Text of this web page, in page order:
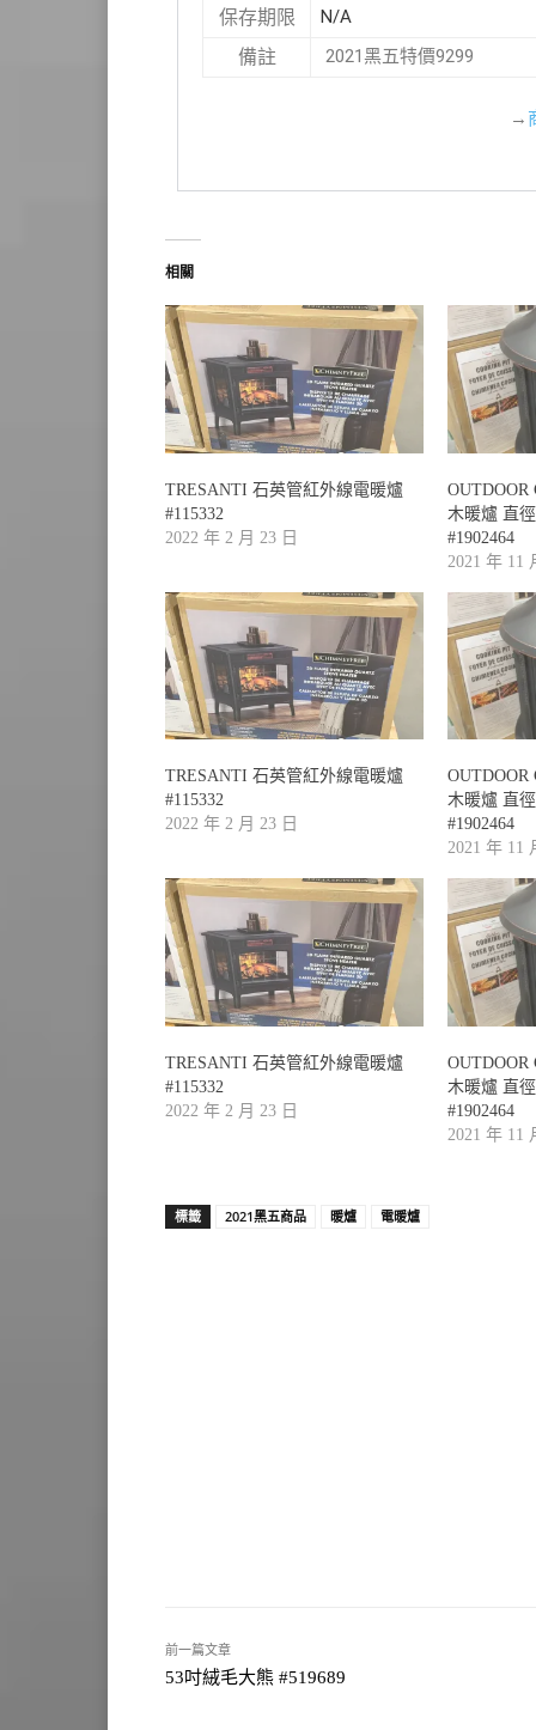
保存期限 N/A
備註 2021黑五特價9299
→
相關
TRESANTI 石英管紅外線電暖爐
#115332
2022 年 2 月 23 日
OUTDOOR
木暖爐 直
#1902464
2021 年 11
TRESANTI 石英管紅外線電暖爐
#115332
2022 年 2 月 23 日
OUTDOOR
木暖爐 直
#1902464
2021 年 11
TRESANTI 石英管紅外線電暖爐
#115332
2022 年 2 月 23 日
OUTDOOR
木暖爐 直
#1902464
2021 年 11
標籤 2021黑五商品 暖爐 電暖爐
前一篇文章
53吋絨毛大熊 #519689